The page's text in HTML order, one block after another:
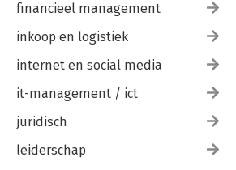
financieel management
inkoop en logistiek
internet en social media
it-management / ict
juridisch
leiderschap